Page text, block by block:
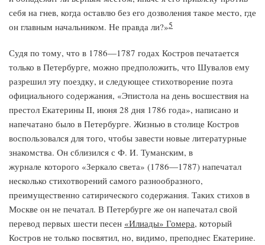
себя на гнев, когда оставлю без его дозволения такое место, где
он главным начальником. Не правда ли?»5
Судя по тому, что в 1786—1787 годах Костров печатается
только в Петербурге, можно предположить, что Шувалов ему
разрешил эту поездку, и следующее стихотворение поэта
официального содержания, «Эпистола на день восшествия на
престол Екатерины II, июня 28 дня 1786 года», написано и
напечатано было в Петербурге. Жизнью в столице Костров
воспользовался для того, чтобы завести новые литературные
знакомства. Он сблизился с Ф. И. Туманским, в
журнале которого «Зеркало света» (1786—1787) напечатал
несколько стихотворений самого разнообразного,
преимущественно сатирического содержания. Таких стихов в
Москве он не печатал. В Петербурге же он напечатал свой
перевод первых шести песен «Илиады» Гомера, который
Костров не только посвятил, но, видимо, преподнес Екатерине.